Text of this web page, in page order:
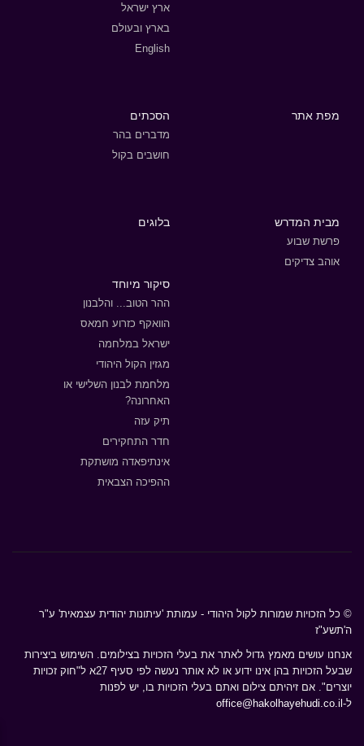
ארץ ישראל
בארץ ובעולם
English
מפת אתר הסכתים
מדברים בהר
חושבים בקול
מבית המדרש
פרשת שבוע
אוהב צדיקים
בלוגים
סיקור מיוחד
ההר הטוב... והלבנון
הוואקף כזרוע חמאס
ישראל במלחמה
מגזין הקול היהודי
מלחמת לבנון השלישי או
האחרונה?
תיק עזה
חדר התחקירים
אינתיפאדה מושתקת
ההפיכה הצבאית
© כל הזכויות שמורות לקול היהודי - עמותת 'עיתונות יהודית עצמאית' ע"ר
ה'תשע"ז
אנחנו עושים מאמץ גדול לאתר את בעלי הזכויות בצילומים. השימוש ביצירות
שבעל הזכויות בהן אינו ידוע או לא אותר נעשה לפי סעיף 27א ל"חוק זכויות
יוצרים". אם זיהיתם צילום ואתם בעלי הזכויות בו, יש לפנות
ל- office@hakolhayehudi.co.il